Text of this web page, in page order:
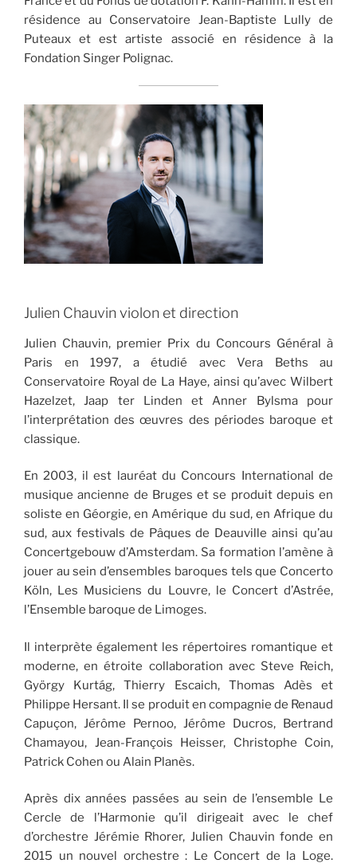
résidence au Conservatoire Jean-Baptiste Lully de
Puteaux et est artiste associé en résidence à la
Fondation Singer Polignac.
Julien Chauvin violon et direction
Julien Chauvin, premier Prix du Concours Général à
Paris en 1997, a étudié avec Vera Beths au
Conservatoire Royal de La Haye, ainsi qu’avec Wilbert
Hazelzet, Jaap ter Linden et Anner Bylsma pour
l’interprétation des œuvres des périodes baroque et
classique.
En 2003, il est lauréat du Concours International de
musique ancienne de Bruges et se produit depuis en
soliste en Géorgie, en Amérique du sud, en Afrique du
sud, aux festivals de Pâques de Deauville ainsi qu’au
Concertgebouw d’Ams­terdam. Sa formation l’amène à
jouer au sein d’ensembles baroques tels que Concerto
Köln, Les Musiciens du Louvre, le Concert d’Astrée,
l’Ensemble baroque de Limoges.
Il interprète également les répertoires roman­tique et
moderne, en étroite collaboration avec Steve Reich,
György Kurtág, Thierry Escaich, Thomas Adès et
Philippe Hersant. Il se produit en compagnie de Renaud
Capuçon, Jérôme Pernoo, Jérôme Ducros, Bertrand
Chamayou, Jean-François Heisser, Christophe Coin,
Patrick Cohen ou Alain Planès.
Après dix années passées au sein de l’ensemble Le
Cercle de l’Harmonie qu’il dirigeait avec le chef
d’orchestre Jérémie Rhorer, Julien Chauvin fonde en
2015 un nouvel orchestre : Le Concert de la Loge.